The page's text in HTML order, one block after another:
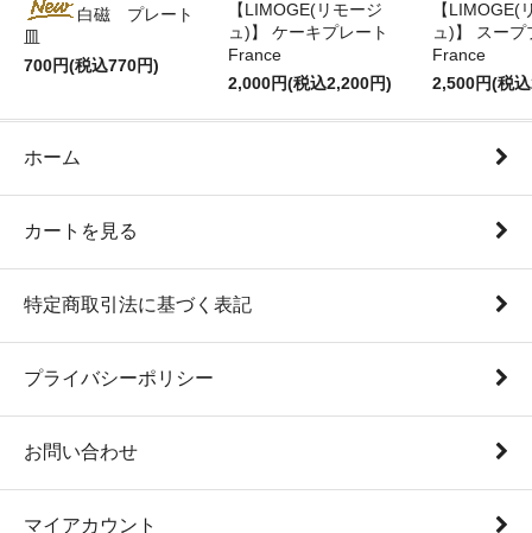
白磁 プレート
700円(税込770円)
【LIMOGE(リモージ
ュ)】 ケーキプレート
France
2,000円(税込2,200円)
【LIMOGE(
ュ)】 スー
France
2,500円(税
ホーム
カートを見る
特定商取引法に基づく表記
プライバシーポリシー
お問い合わせ
マイアカウント